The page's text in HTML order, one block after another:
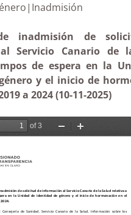
género|Inadmisión
inadmisión de
Servicio Canario de
de espera en la
y el inicio de
a 2024 (10-11-2025)